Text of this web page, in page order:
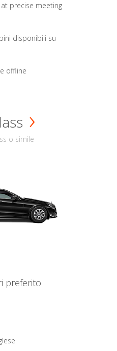
precise meeting
disponibili su
offline
o simile
preferito